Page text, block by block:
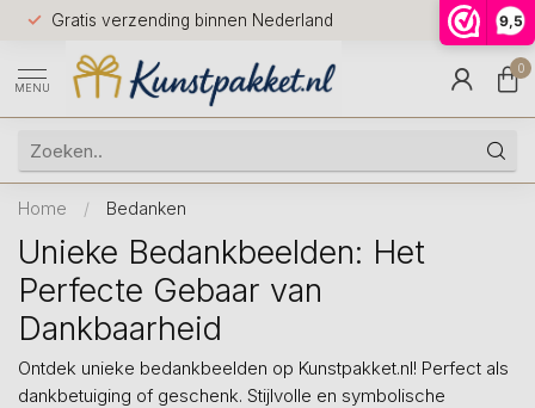
9,5
Gratis verzending binnen Nederland
Voor
huis
9.5
MENU
0
Home / Bedanken
Unieke Bedankbeelden: Het
Perfecte Gebaar van
Dankbaarheid
Ontdek unieke bedankbeelden op Kunstpakket.nl! Perfect als
dankbetuiging of geschenk. Stijlvolle en symbolische